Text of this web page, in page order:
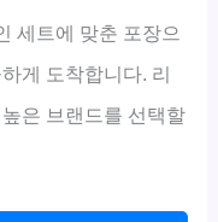
세트에 맞춘 포장으
게 도착합니다. 리
은 브랜드를 선택할